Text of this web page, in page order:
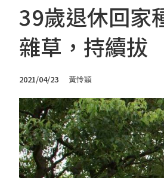
39歲退休回家
雜草，持續拔
2021/04/23 黃怜穎